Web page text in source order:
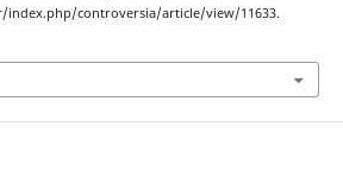
index.php/controversia/article/view/11633.